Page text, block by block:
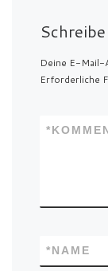
Deine E-Mail-
Erforderliche
*
NAME
*